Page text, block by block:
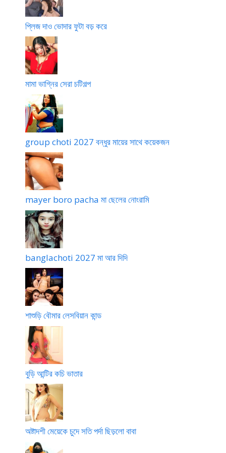
p
o
প্লিজ দাও ভোদার ফুটা বড় করে
মামা ভাগ্নির সেরা চটিগল্প
group choti 2027 বন্ধুর মায়ের সাথে কয়েকজন
mayer boro pacha মা ছেলের নোংরামি
banglachoti 2027 মা আর দিদি
শাশুড়ি বৌমার লেসবিয়ান কান্ড
বুড়ি আন্টির কচি ভাতার
অষ্টাদশী মেয়েকে চুদে সতি পর্দা ছিড়লো বাবা